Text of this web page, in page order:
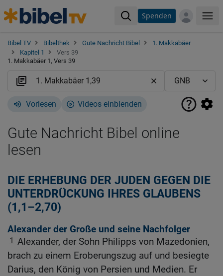
Spenden
Bibel TV Bibelthek Gute Nachricht Bibel
1. Makkabäer
Kapitel 1
Vers 39
1. Makkabäer 1, Vers 39
Vorlesen Videos einblenden
Gute Nachricht Bibel online
lesen
DIE ERHEBUNG DER JUDEN GEGEN DIE
UNTERDRÜCKUNG IHRES GLAUBENS
(1,1–2,70)
Alexander der Große und seine Nachfolger
1 Alexander, der Sohn Philipps von Mazedonien,
brach zu einem Eroberungszug auf und besiegte
Darius, den König von Persien und Medien. Er